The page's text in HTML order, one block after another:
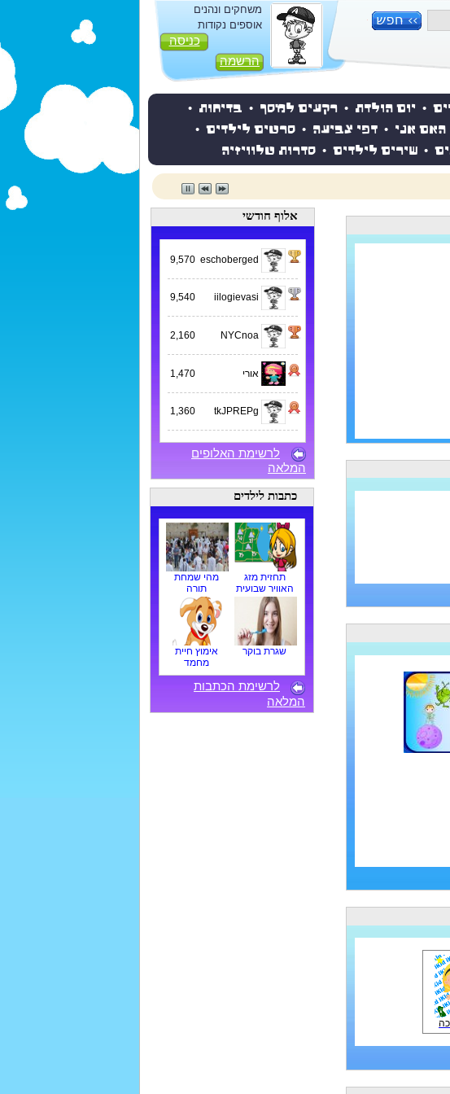
משחקים ונהנים
אוספים נקודות
כניסה
הרשמה
• יום הולדת • רקעים למסך • בדיחות •
האם אני • דפי צביעה • סרטים לילדים •
• שירים לילדים • סדרות טלוויזיה
אלוף חודשי
9,570
9,540
2,160
אורי 1,470
1,360
לרשימת האלופים
המלאה
כתבות לילדים
תחזית מזג
האוויר שבועית
מהי שמחת
תורה
שגרת בוקר
אימוץ חיית
מחמד
לרשימת הכתבות
המלאה